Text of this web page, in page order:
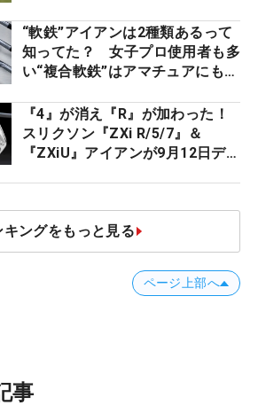
“軟鉄”アイアンは2種類あるって
知ってた？ 女子プロ使用者も多
い“複合軟鉄”はアマチュアにもオ
『4』が消え『R』が加わった！
スリクソン『ZXi R/5/7』＆
『ZXiU』アイアンが9月12日デ
キングをもっと見る
ページ上部へ
事